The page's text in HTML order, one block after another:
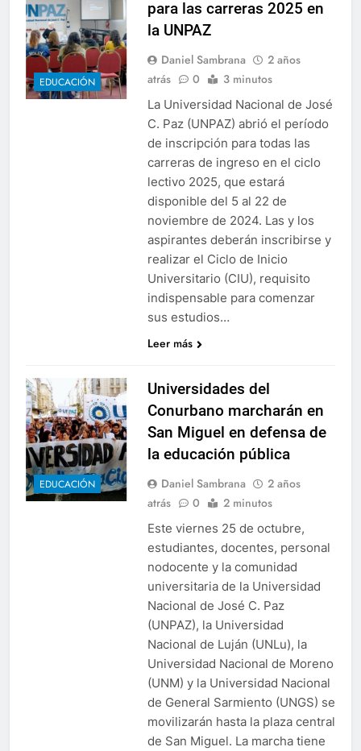
EDUCACIÓN
para las carreras 2025 en
la UNPAZ
Daniel Sambrana
2 años
atrás
0 3 minutos
La Universidad Nacional de José
C. Paz (UNPAZ) abrió el período
de inscripción para todas las
carreras de ingreso en el ciclo
lectivo 2025, que estará
disponible del 5 al 22 de
noviembre de 2024. Las y los
aspirantes deberán inscribirse y
realizar el Ciclo de Inicio
Universitario (CIU), requisito
indispensable para comenzar
sus estudios…
Leer más
EDUCACIÓN
Universidades del
Conurbano marcharán en
San Miguel en defensa de
la educación pública
Daniel Sambrana
2 años
atrás
0 2 minutos
Este viernes 25 de octubre,
estudiantes, docentes, personal
nodocente y la comunidad
universitaria de la Universidad
Nacional de José C. Paz
(UNPAZ), la Universidad
Nacional de Luján (UNLu), la
Universidad Nacional de Moreno
(UNM) y la Universidad Nacional
de General Sarmiento (UNGS) se
movilizarán hasta la plaza central
de San Miguel. La marcha tiene